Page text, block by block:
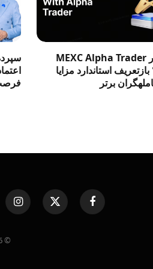
آلفا تریدر MEXC Alpha Trader
استاندارد مزایا
برتر
Facebook
X
(Twitter)
© 2026